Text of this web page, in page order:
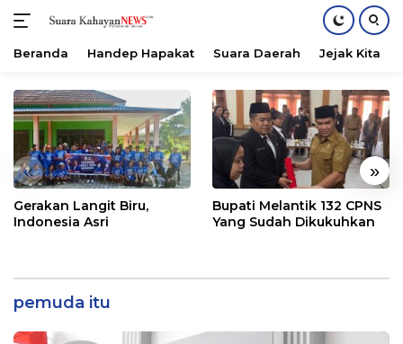
konten
Beranda Handep Hapakat Suara Daerah Jejak Kita
« »
Gerakan Langit Biru,
Indonesia Asri
Bupati Melantik 132 CPNS
Yang Sudah Dikukuhkan
pemuda itu